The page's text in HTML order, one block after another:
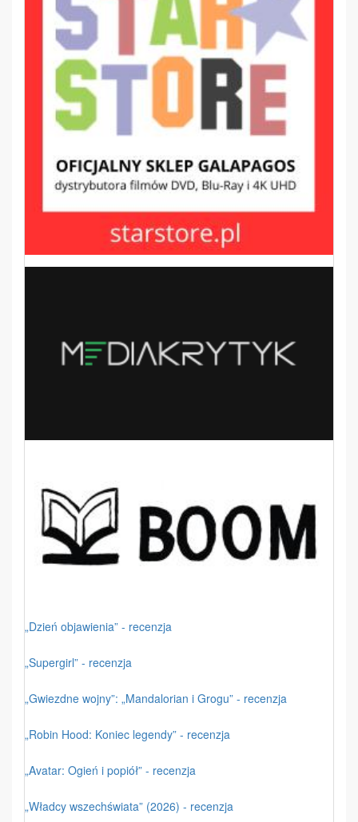
„Dzień objawienia” - recenzja
„Supergirl” - recenzja
„Gwiezdne wojny”: „Mandalorian i Grogu” - recenzja
„Robin Hood: Koniec legendy” - recenzja
„Avatar: Ogień i popiół” - recenzja
„Władcy wszechświata” (2026) - recenzja